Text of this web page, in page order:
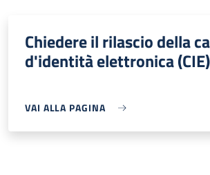
Chiedere il rilascio della
d'identità elettronica (CIE)
VAI ALLA PAGINA